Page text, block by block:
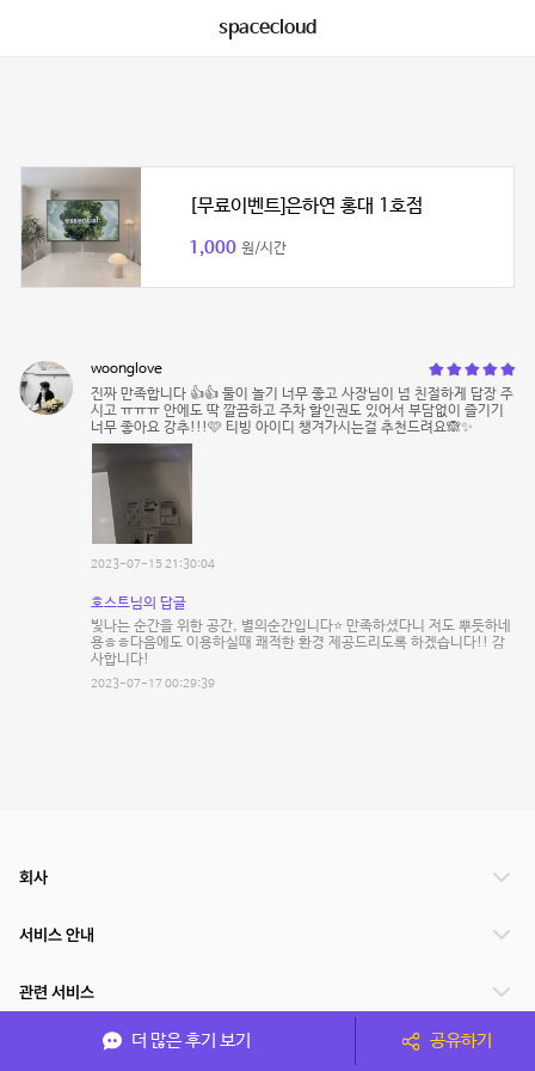
spacecloud
[무료이벤트]은하연 홍대 1호점
1,000 원/시간
woonglove
진짜 만족합니다 👍👍 둘이 놀기 너무 좋고 사장님이 넘 친절하게 답장 주
시고 ㅠㅠㅠ 안에도 딱 깔끔하고 주차 할인권도 있어서 부담없이 즐기기
너무 좋아요 강추!!!🩷 티빙 아이디 챙겨가시는걸 추천드려요🙈✨
2023-07-15 21:30:04
호스트님의 답글
빛나는 순간을 위한 공간, 별의순간입니다⭐️ 만족하셨다니 저도 뿌듯하네
용ㅎㅎ다음에도 이용하실때 쾌적한 환경 제공드리도록 하겠습니다!! 감
사합니다!
2023-07-17 00:29:39
더 많은 후기 보기 공유하기
회사
서비스 안내
관련 서비스